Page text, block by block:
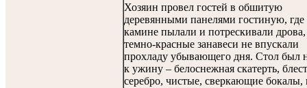
Хозяин провел гостей в обшитую
деревянными панелями гостиную, где
камине пылали и потрескивали дрова,
темно-красные занавеси не впускали
прохладу убывающего дня. Стол был
к ужину – белоснежная скатерть,
серебро, чистые, сверкающие бокалы,